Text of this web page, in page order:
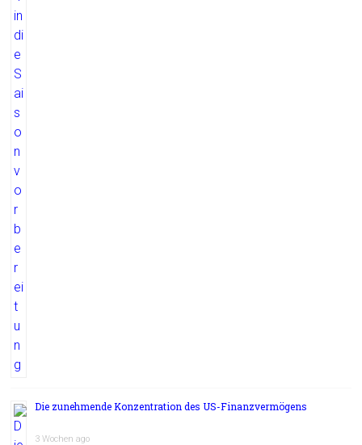
Die zunehmende Konzentration des US-Finanzvermögens
3 Wochen ago